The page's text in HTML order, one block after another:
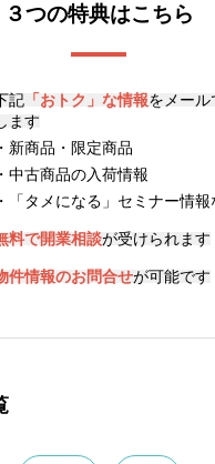
３つの特典はこちら
記 「おトク」な情報をメール
ます
新商品・限定商品
中古商品の入荷情報
「タメになる」セミナー情報
料で開業相談が受けられます
件情報のお問合せが可能です